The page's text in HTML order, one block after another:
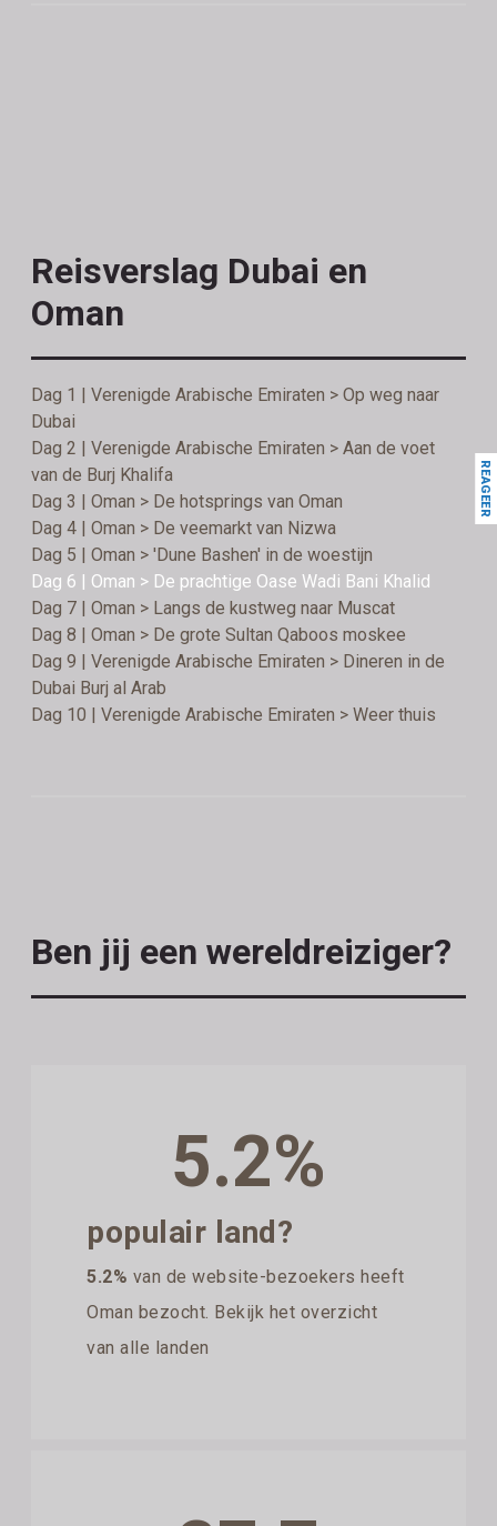
Reisverslag Dubai en
Oman
Dag 1 | Verenigde Arabische Emiraten > Op weg naar
Dubai
Dag 2 | Verenigde Arabische Emiraten > Aan de voet
van de Burj Khalifa
Dag 3 | Oman > De hotsprings van Oman
Dag 4 | Oman > De veemarkt van Nizwa
Dag 5 | Oman > 'Dune Bashen' in de woestijn
Dag 6 | Oman > De prachtige Oase Wadi Bani Khalid
Dag 7 | Oman > Langs de kustweg naar Muscat
Dag 8 | Oman > De grote Sultan Qaboos moskee
Dag 9 | Verenigde Arabische Emiraten > Dineren in de
Dubai Burj al Arab
Dag 10 | Verenigde Arabische Emiraten > Weer thuis
Ben jij een wereldreiziger?
5.2%
populair land?
5.2% van de website-bezoekers heeft
Oman bezocht. Bekijk het overzicht
van alle landen
REAGEER